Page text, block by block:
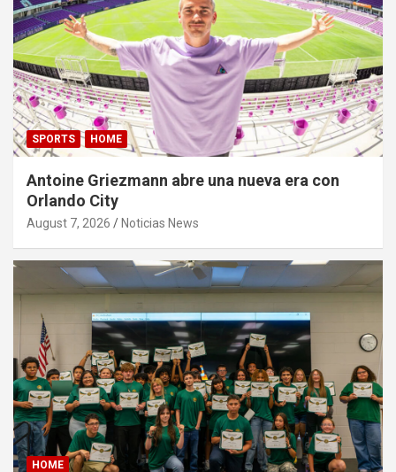
SPORTS HOME
Antoine Griezmann abre una nueva era con
Orlando City
August 7, 2026 Noticias News
HOME